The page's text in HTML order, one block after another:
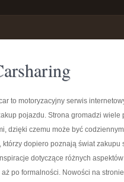
to motoryzacyjny serwis
pojazdu. Strona gromadzi wiele
dzięki czemu może być
którzy dopiero poznają świat zakupu
dotyczące różnych
po formalności. Nowości na